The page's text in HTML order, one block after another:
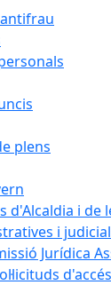
plens
d'Alcaldia i de
i
Jurídica